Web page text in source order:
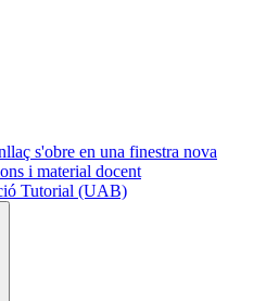
s'obre en una finestra nova
i material docent
Tutorial (UAB)